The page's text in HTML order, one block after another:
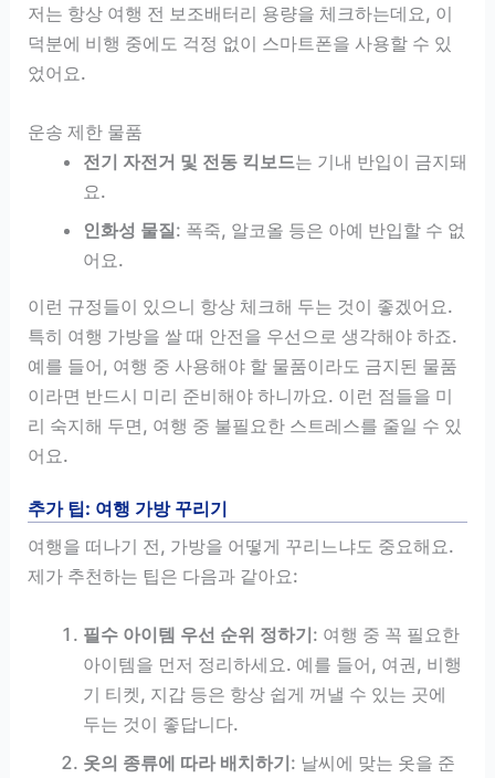
저는 항상 여행 전 보조배터리 용량을 체크하는데요, 이
덕분에 비행 중에도 걱정 없이 스마트폰을 사용할 수 있
었어요.
운송 제한 물품
전기 자전거 및 전동 킥보드는 기내 반입이 금지돼
요.
인화성 물질: 폭죽, 알코올 등은 아예 반입할 수 없
어요.
이런 규정들이 있으니 항상 체크해 두는 것이 좋겠어요.
특히 여행 가방을 쌀 때 안전을 우선으로 생각해야 하죠.
예를 들어, 여행 중 사용해야 할 물품이라도 금지된 물품
이라면 반드시 미리 준비해야 하니까요. 이런 점들을 미
리 숙지해 두면, 여행 중 불필요한 스트레스를 줄일 수 있
어요.
추가 팁: 여행 가방 꾸리기
여행을 떠나기 전, 가방을 어떻게 꾸리느냐도 중요해요.
제가 추천하는 팁은 다음과 같아요:
필수 아이템 우선 순위 정하기: 여행 중 꼭 필요한
아이템을 먼저 정리하세요. 예를 들어, 여권, 비행
기 티켓, 지갑 등은 항상 쉽게 꺼낼 수 있는 곳에
두는 것이 좋답니다.
옷의 종류에 따라 배치하기: 날씨에 맞는 옷을 준